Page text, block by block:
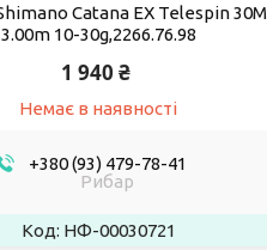
Catana EX Telespin 30M
3.00m 10-30g,2266.76.98
1 940 ₴
Немає в наявності
+380 (93) 479-78-41
Рибар
НФ-00030721